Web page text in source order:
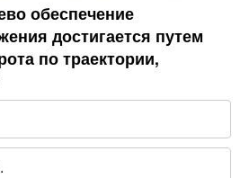
обеспечение
достигается путем
по траектории,